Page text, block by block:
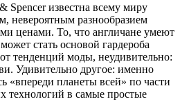
Spencer известна всему миру
невероятным разнообразием
ценами. То, что англичане умеют
стать основой гардероба
тенденций моды, неудивительно:
Удивительно другое: именно
«впереди планеты всей» по части
технологий в самые простые